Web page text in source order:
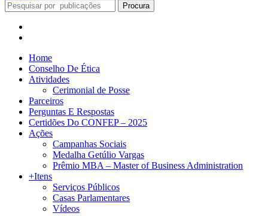
Procura
Home
Conselho De Ética
Atividades
Cerimonial de Posse
Parceiros
Perguntas E Respostas
Certidões Do CONFEP – 2025
Ações
Campanhas Sociais
Medalha Getúlio Vargas
Prêmio MBA – Master of Business Administration
+Itens
Serviços Públicos
Casas Parlamentares
Vídeos